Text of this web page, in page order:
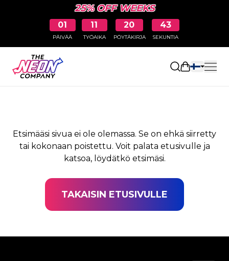
25% OFF WEEKS
01
PÄIVÄÄ
11
TYÖAIKA
20
PÖYTÄKIRJA
43
SEKUNTIA
Avaa
SIVUA EI LÖYDY
Etsimääsi sivua ei ole olemassa. Se on ehkä siirretty
tai kokonaan poistettu. Voit palata etusivulle ja
katsoa, löydätkö etsimäsi.
TAKAISIN ETUSIVULLE